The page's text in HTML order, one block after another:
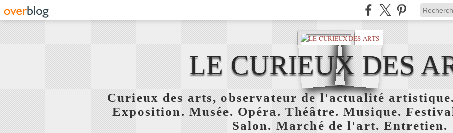
LE CURIEUX DES
Curieux des arts, observateur de l'actualité
Exposition. Musée. Opéra. Théâtre. Musique.
Salon. Marché de l'art. Entretien.